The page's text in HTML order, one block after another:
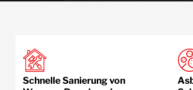
Schnelle Sanierung von